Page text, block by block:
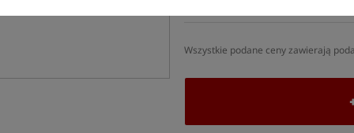
Wszystkie podane ceny zawierają